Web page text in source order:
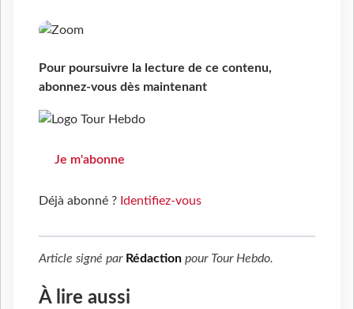
Pour poursuivre la lecture de ce contenu,
abonnez-vous dès maintenant
Je m'abonne
Déjà abonné ? Identifiez-vous
Article signé par Rédaction pour Tour Hebdo.
À lire aussi